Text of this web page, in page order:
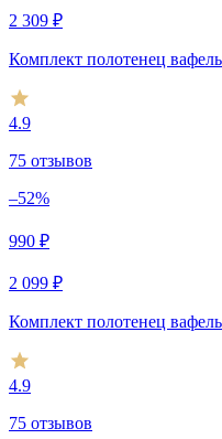
2 309 ₽
Комплект полотенец
4.9
75 отзывов
–52%
990 ₽
2 099 ₽
Комплект полотенец
4.9
75 отзывов